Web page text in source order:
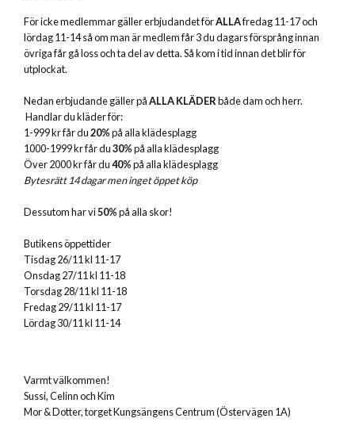
För icke medlemmar gäller erbjudandet förALLAfredag 11-17 och
lördag 11-14 så om man är medlem får 3 du dagars försprång innan
övriga får gå loss och ta del av detta. Så kom i tid innan det blir för
utplockat.
Nedan erbjudande gäller påALLA KLÄDERbåde dam och herr.
Handlar du kläder för:
1-999 kr får du20%på alla klädesplagg
1000-1999 kr får du30%på alla klädesplagg
Över 2000 kr får du40%på alla klädesplagg
Bytesrätt 14 dagar men inget öppet köp
Dessutom har vi50%på alla skor!
Butikens öppettider
Tisdag 26/11 kl 11-17
Onsdag 27/11 kl 11-18
Torsdag 28/11 kl 11-18
Fredag 29/11 kl 11-17
Lördag 30/11 kl 11-14
Varmt välkommen!
Sussi, Celinn och Kim
Mor & Dotter, torget Kungsängens Centrum (Östervägen 1A)